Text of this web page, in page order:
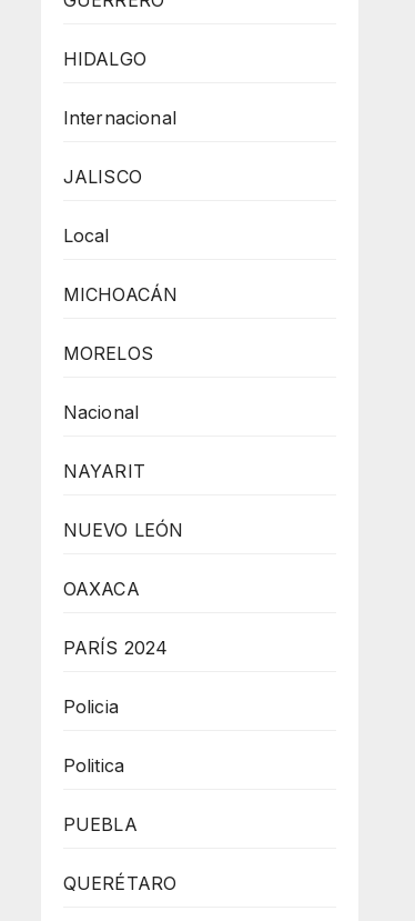
HIDALGO
Internacional
JALISCO
Local
MICHOACÁN
MORELOS
Nacional
NAYARIT
NUEVO LEÓN
OAXACA
PARÍS 2024
Policia
Politica
PUEBLA
QUERÉTARO